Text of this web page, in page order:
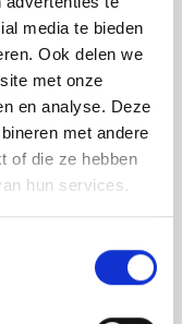
media te bieden
Ook delen we
met onze
en analyse. Deze
met andere
of die ze hebben
hun services.